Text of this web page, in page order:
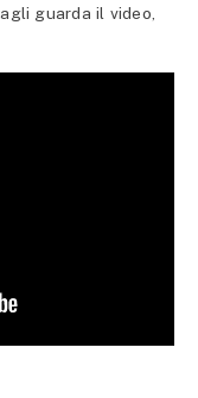
guarda il video,